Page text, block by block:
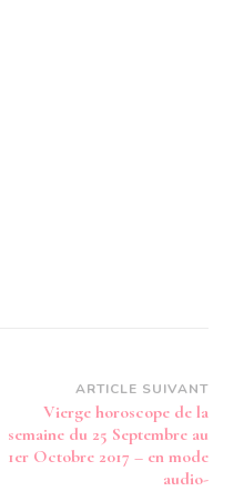
ARTICLE SUIVANT
Vierge horoscope de la
semaine du 25 Septembre au
1er Octobre 2017 – en mode
audio-